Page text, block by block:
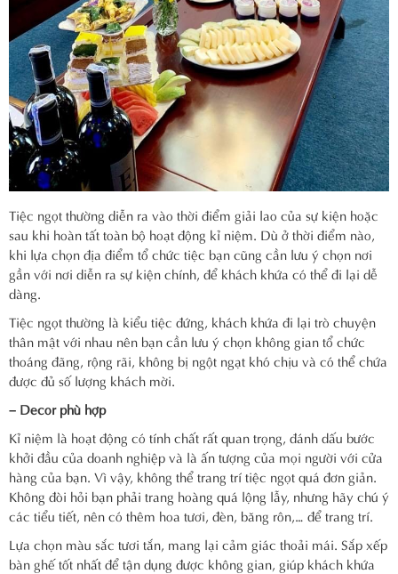
Tiệc ngọt thường diễn ra vào thời điểm giải lao của sự kiện hoặc
sau khi hoàn tất toàn bộ hoạt động kỉ niệm. Dù ở thời điểm nào,
khi lựa chọn địa điểm tổ chức tiệc bạn cũng cần lưu ý chọn nơi
gần với nơi diễn ra sự kiện chính, để khách khứa có thể đi lại dễ
dàng.
Tiệc ngọt thường là kiểu tiệc đứng, khách khứa đi lại trò chuyện
thân mật với nhau nên bạn cần lưu ý chọn không gian tổ chức
thoáng đãng, rộng rãi, không bị ngột ngạt khó chịu và có thể chứa
được đủ số lượng khách mời.
– Decor phù hợp
Kỉ niệm là hoạt động có tính chất rất quan trọng, đánh dấu bước
khởi đầu của doanh nghiệp và là ấn tượng của mọi người với cửa
hàng của bạn. Vì vậy, không thể trang trí tiệc ngọt quá đơn giản.
Không đòi hỏi bạn phải trang hoàng quá lộng lẫy, nhưng hãy chú ý
các tiểu tiết, nên có thêm hoa tươi, đèn, băng rôn,… để trang trí.
Lựa chọn màu sắc tươi tắn, mang lại cảm giác thoải mái. Sắp xếp
bàn ghế tốt nhất để tận dụng được không gian, giúp khách khứa